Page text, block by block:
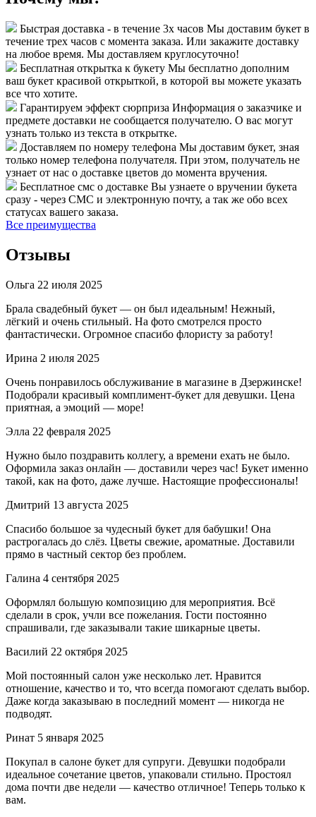
Быстрая доставка - в течение 3х часов Мы доставим букет в
течение трех часов с момента заказа. Или закажите доставку
на любое время. Мы доставляем круглосуточно!
Бесплатная открытка к букету Мы бесплатно дополним
ваш букет красивой открыткой, в которой вы можете указать
все что хотите.
Гарантируем эффект сюрприза Информация о заказчике и
предмете доставки не сообщается получателю. О вас могут
узнать только из текста в открытке.
Доставляем по номеру телефона Мы доставим букет, зная
только номер телефона получателя. При этом, получатель не
узнает от нас о доставке цветов до момента вручения.
Бесплатное смс о доставке Вы узнаете о вручении букета
сразу - через СМС и электронную почту, а так же обо всех
статусах вашего заказа.
Все преимущества
Отзывы
Ольга 22 июля 2025
Брала свадебный букет — он был идеальным! Нежный,
лёгкий и очень стильный. На фото смотрелся просто
фантастически. Огромное спасибо флористу за работу!
Ирина 2 июля 2025
Очень понравилось обслуживание в магазине в Дзержинске!
Подобрали красивый комплимент-букет для девушки. Цена
приятная, а эмоций — море!
Элла 22 февраля 2025
Нужно было поздравить коллегу, а времени ехать не было.
Оформила заказ онлайн — доставили через час! Букет именно
такой, как на фото, даже лучше. Настоящие профессионалы!
Дмитрий 13 августа 2025
Спасибо большое за чудесный букет для бабушки! Она
растрогалась до слёз. Цветы свежие, ароматные. Доставили
прямо в частный сектор без проблем.
Галина 4 сентября 2025
Оформлял большую композицию для мероприятия. Всё
сделали в срок, учли все пожелания. Гости постоянно
спрашивали, где заказывали такие шикарные цветы.
Василий 22 октября 2025
Мой постоянный салон уже несколько лет. Нравится
отношение, качество и то, что всегда помогают сделать выбор.
Даже когда заказываю в последний момент — никогда не
подводят.
Ринат 5 января 2025
Покупал в салоне букет для супруги. Девушки подобрали
идеальное сочетание цветов, упаковали стильно. Простоял
дома почти две недели — качество отличное! Теперь только к
вам.